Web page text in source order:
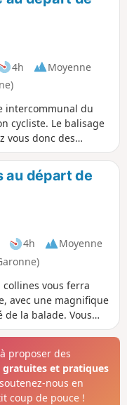
4h
Moyenne
intercommunal du
cycliste. Le balisage
vous donc des
sans difficulté vous
avec une
la moitié de la
villages, des
au départ de
4h
Moyenne
vous ferra
avec une magnifique
la balade. Vous
des points d'eau
proposer des
et pratiques
nous en
coup de pouce !